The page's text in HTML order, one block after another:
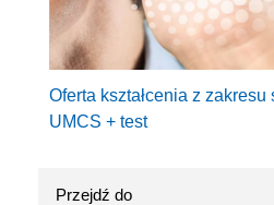
Oferta kształcenia z
UMCS + test
Przejdź do